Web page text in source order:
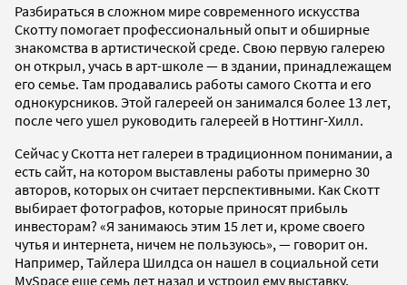
Разбираться в сложном мире современного искусства
Скотту помогает профессиональный опыт и обширные
знакомства в артистической среде. Свою первую галерею
он открыл, учась в арт-школе — в здании, принадлежащем
его семье. Там продавались работы самого Скотта и его
однокурсников. Этой галереей он занимался более 13 лет,
после чего ушел руководить галереей в Ноттинг-Хилл.
Сейчас у Скотта нет галереи в традиционном понимании, а
есть сайт, на котором выставлены работы примерно 30
авторов, которых он считает перспективными. Как Скотт
выбирает фотографов, которые приносят прибыль
инвесторам? «Я занимаюсь этим 15 лет и, кроме своего
чутья и интернета, ничем не пользуюсь», — говорит он.
Например, Тайлера Шилдса он нашел в социальной сети
MySpace еще семь лет назад и устроил ему выставку.